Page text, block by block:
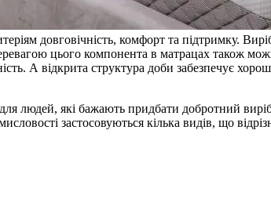
довговічність, комфорт та підтримку.
цього компонента в матрацах також
А відкрита структура доби забезпечує
людей, які бажають придбати добротний
застосовуються кілька видів, що